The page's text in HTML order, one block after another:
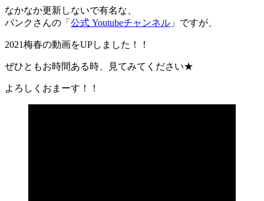
なかなか更新しないで有名な、
パンクさんの「 公式 Youtubeチャンネル 」ですが、
2021梅春の動画をUPしました！！
ぜひともお時間ある時、見てみてください★
よろしくおまーす！！